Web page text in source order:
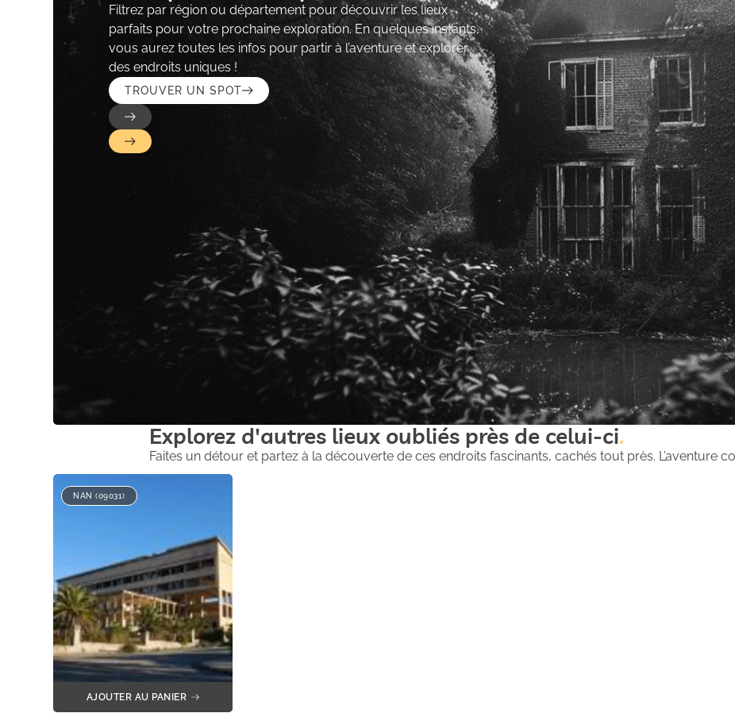
Filtrez par région ou département pour découvrir les lieux
parfaits pour votre prochaine exploration. En quelques instants,
vous aurez toutes les infos pour partir à l’aventure et explorer
des endroits uniques !
TROUVER UN SPOT
Explorez d'autres lieux oubliés près de celui-ci
Faites un détour et partez à la découverte de ces endroits fascinants, cachés tout près. L’aventure
NAN (09031)
AJOUTER AU PANIER